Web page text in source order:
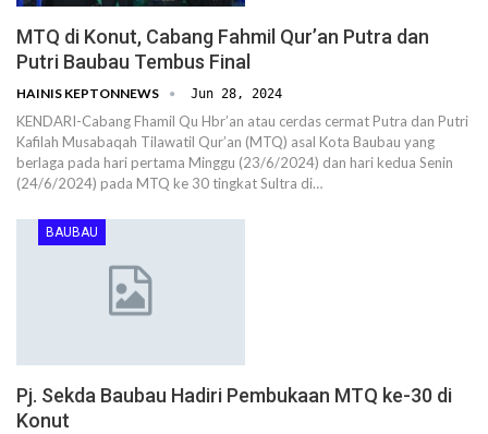
MTQ di Konut, Cabang Fahmil Qur’an Putra dan
Putri Baubau Tembus Final
HAINIS KEPTONNEWS Jun 28, 2024
KENDARI-Cabang Fhamil Qu Hbr’an atau cerdas cermat Putra dan Putri
Kafilah Musabaqah Tilawatil Qur’an (MTQ) asal Kota Baubau yang
berlaga pada hari pertama Minggu (23/6/2024) dan hari kedua Senin
(24/6/2024) pada MTQ ke 30 tingkat Sultra di…
BAUBAU
Pj. Sekda Baubau Hadiri Pembukaan MTQ ke-30 di
Konut